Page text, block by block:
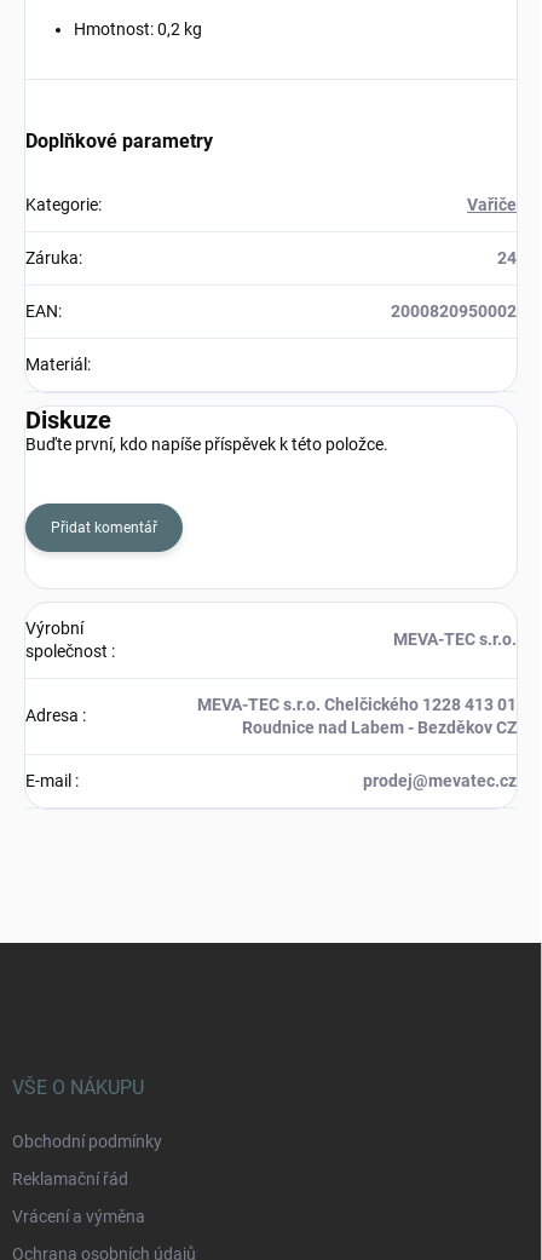
Hmotnost: 0,2 kg
Doplňkové parametry
Kategorie: Vařiče
Záruka: 24
EAN: 2000820950002
Materiál :
Diskuze
Buďte první, kdo napíše příspěvek k této položce.
Přidat komentář
Výrobní
společnost :
MEVA-TEC s.r.o.
Adresa :
MEVA-TEC s.r.o. Chelčického 1228 413 01
Roudnice nad Labem - Bezděkov CZ
E-mail : prodej@mevatec.cz
VŠE O NÁKUPU
Obchodní podmínky
Reklamační řád
Vrácení a výměna
Ochrana osobních údajů